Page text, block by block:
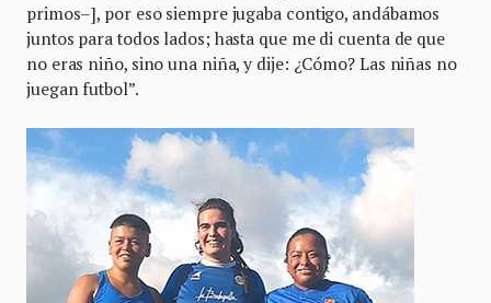
primos–], por eso siempre jugaba contigo, andábamos
juntos para todos lados; hasta que me di cuenta de que
no eras niño, sino una niña, y dije: ¿Cómo? Las niñas no
juegan futbol”.